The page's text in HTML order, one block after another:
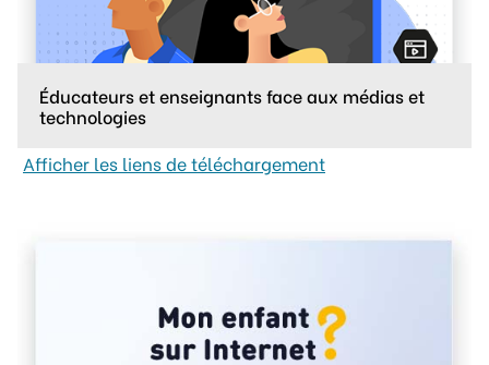
Éducateurs et enseignants face aux médias et
technologies
Afficher les liens de téléchargement